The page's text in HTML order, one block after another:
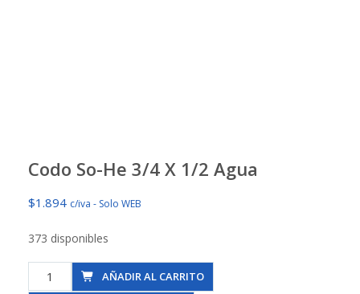
Codo So-He 3/4 X 1/2 Agua
$1.894 c/iva - Solo WEB
373 disponibles
Codo
AÑADIR AL CARRITO